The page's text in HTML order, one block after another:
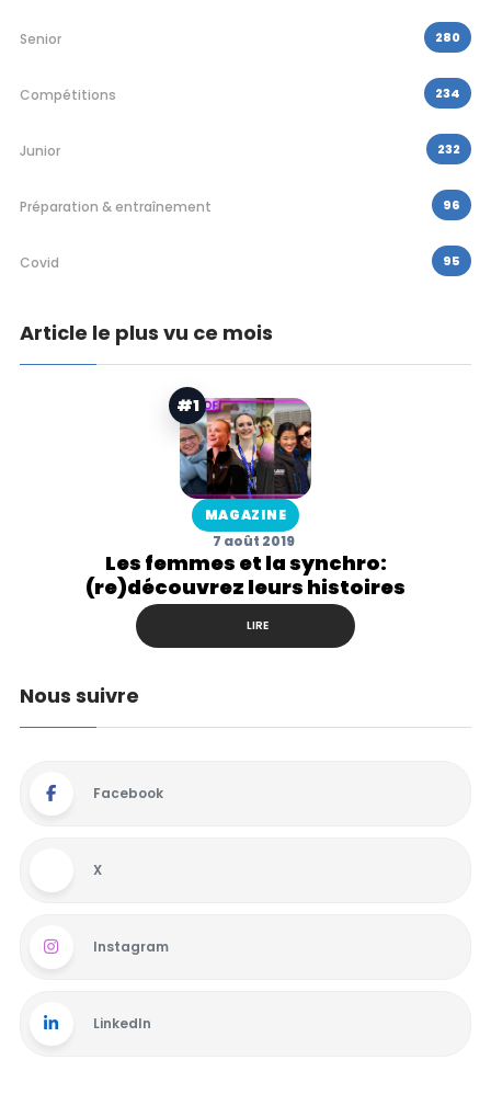
Senior 280
Compétitions 234
Junior 232
Préparation & entraînement 96
Covid 95
Article le plus vu ce mois
#1
MAGAZINE
7 août 2019
Les femmes et la synchro:
(re)découvrez leurs histoires
LIRE
Nous suivre
Facebook
X
Instagram
LinkedIn